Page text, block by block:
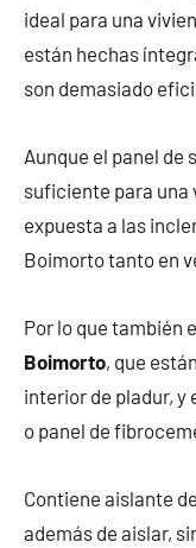
ideal para una
están hechas
son demasiado
Aunque el panel de
suficiente para una
expuesta a las
Boimorto tanto en
Por lo que también
Boimorto, que
interior de pladur, y
o panel de
Contiene aislante
además de aislar,